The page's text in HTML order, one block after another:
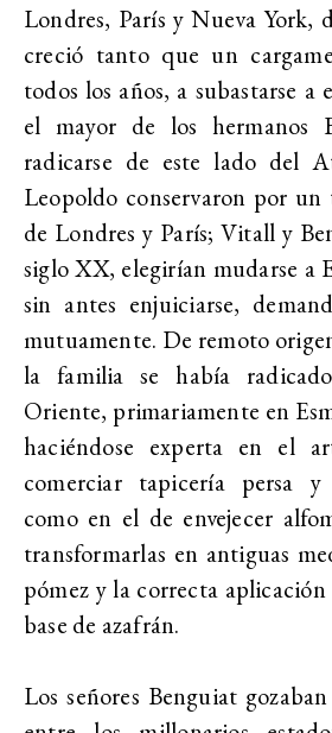
Londres, París y Nueva York,
creció tanto que un
todos los años, a subastarse a
el mayor de los hermanos
radicarse de este lado del
Leopoldo conservaron por un
de Londres y París; Vitall y
siglo XX, elegirían mudarse a
sin antes enjuiciarse,
mutuamente. De remoto
la familia se había
Oriente, primariamente en
haciéndose experta en el
comerciar tapicería persa y
como en el de envejecer
transformarlas en antiguas
pómez y la correcta
base de azafrán.
Los señores Benguiat